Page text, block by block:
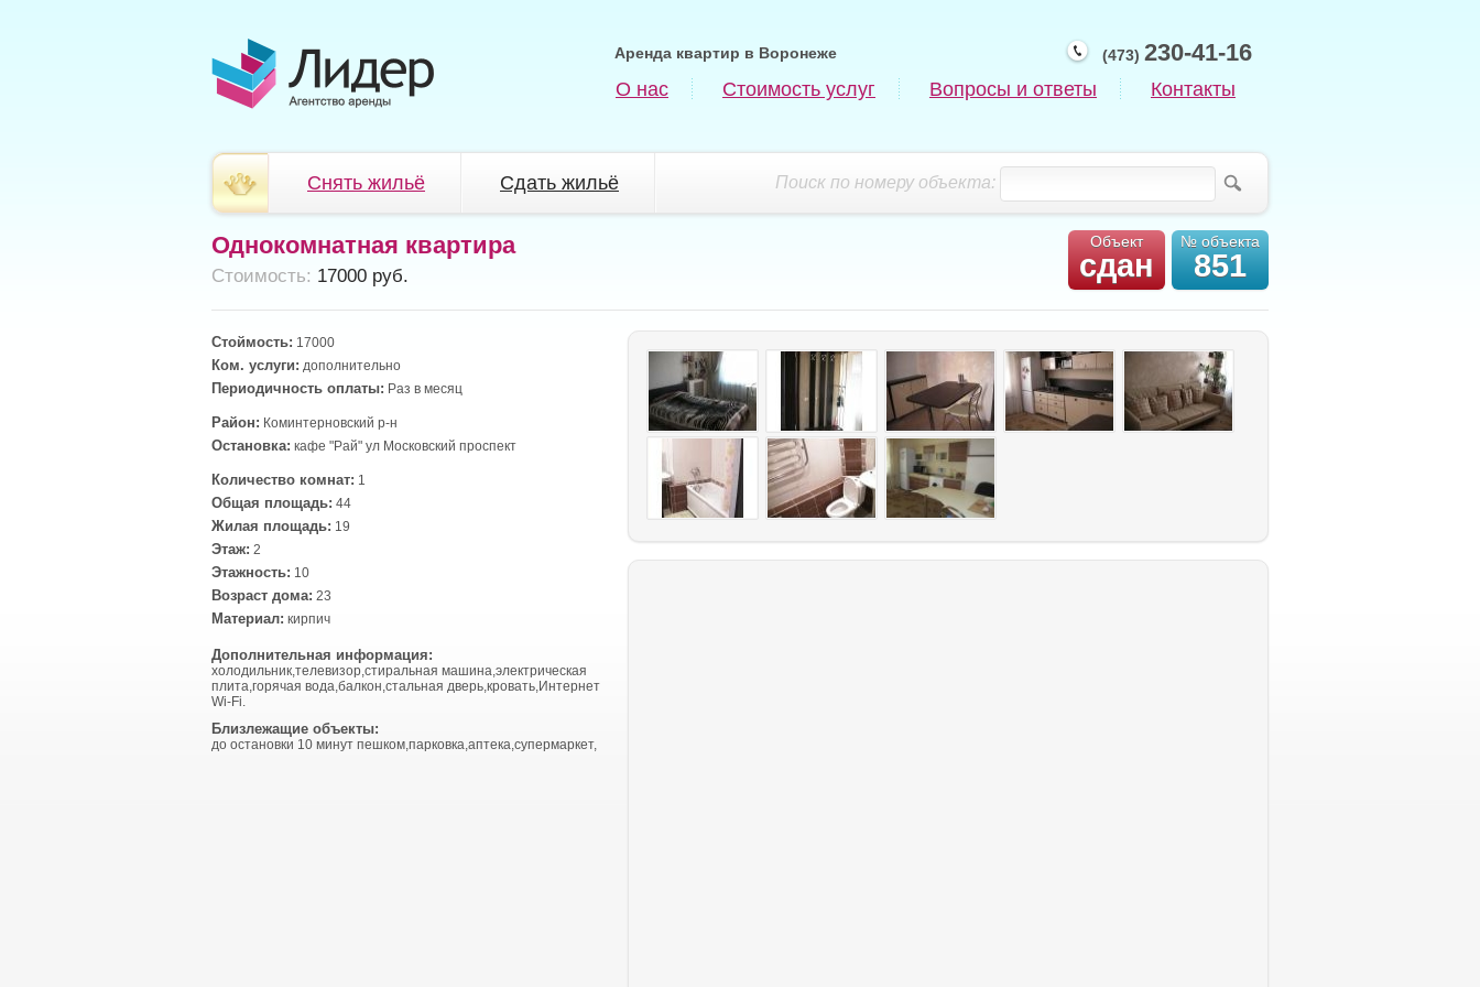
(473) 230-41-16
Аренда квартир в Воронеже
О нас Стоимость услуг Вопросы и ответы Контакты
Поиск по номеру объекта:
Снять жильё Сдать жильё
Объект
сдан
№ объекта
851
Однокомнатная квартира
Cтоимость: 17000 руб.
Стоймость: 17000
Ком. услуги: дополнительно
Периодичность оплаты: Раз в месяц
Район: Коминтерновский р-н
Остановка: кафе "Рай" ул Московский проспект
Количество комнат: 1
Общая площадь: 44
Жилая площадь: 19
Этаж: 2
Этажность: 10
Возраст дома: 23
Материал: кирпич
Дополнительная информация:
холодильник,телевизор,стиральная машина,электрическая
плита,горячая вода,балкон,стальная дверь,кровать,Интернет
Wi-Fi.
Близлежащие объекты:
до остановки 10 минут пешком,парковка,аптека,супермаркет,